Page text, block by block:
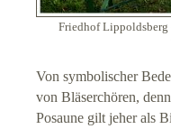
Friedhof Lippoldsberg
Von symbolischer
von Bläserchören,
Posaune gilt jeher als